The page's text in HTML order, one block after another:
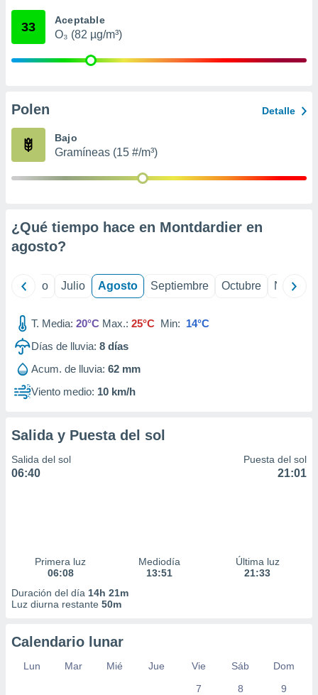
e
publicidad
1199
33 Aceptable
O₃ (82 µg/m³)
Polen Detalle
Bajo
Gramíneas (15 #/m³)
¿Qué tiempo hace en Montdardier en
agosto?
Junio Julio Agosto Septiembre Octubre
T. Media: 20°C Max.: 25°C Min: 14°C
Días de lluvia: 8 días
Acum. de lluvia: 62 mm
Viento medio: 10 km/h
Salida y Puesta del sol
Salida del sol
06:40
Puesta del sol
21:01
Primera luz
06:08
Mediodía
13:51
Última luz
21:33
Duración del día 14h 21m
Luz diurna restante 50m
Calendario lunar
Lun Mar Mié Jue Vie Sáb
Dom
7
8 9